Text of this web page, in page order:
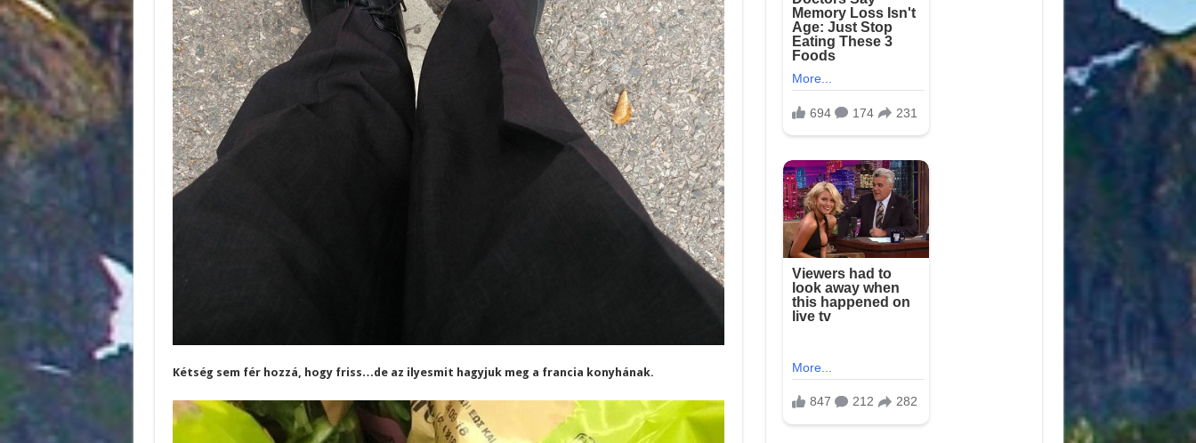
Kétség sem fér hozzá, hogy friss…de az ilyesmit hagyjuk meg a francia konyhának.